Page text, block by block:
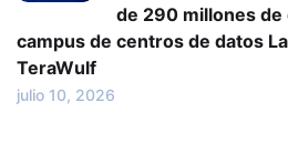
de 290 millones de
campus de centros de datos
TeraWulf
julio 10, 2026